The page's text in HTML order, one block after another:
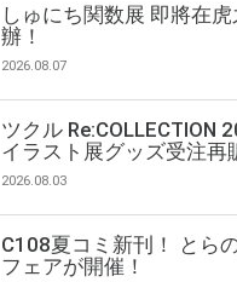
しゅにち関数展 即將在
辦！
2026.08.07
ツクル Re:COLLECTION
イラスト展グッズ受注再
2026.08.03
C108夏コミ新刊！ とら
フェアが開催！